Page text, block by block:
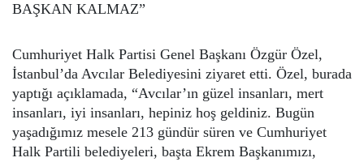
BAŞKAN KALMAZ”
Cumhuriyet Halk Partisi Genel Başkanı Özgür Özel,
İstanbul’da Avcılar Belediyesini ziyaret etti. Özel, burada
yaptığı açıklamada, “Avcılar’ın güzel insanları, mert
insanları, iyi insanları, hepiniz hoş geldiniz. Bugün
yaşadığımız mesele 213 gündür süren ve Cumhuriyet
Halk Partili belediyeleri, başta Ekrem Başkanımızı,